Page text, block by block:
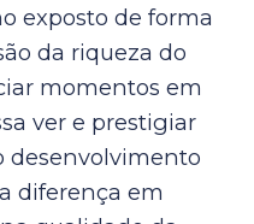
exposto de forma
da riqueza do
momentos em
ver e prestigiar
desenvolvimento
diferença em